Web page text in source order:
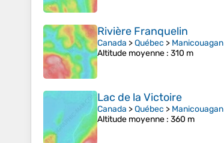
Rivière Franquelin
Canada >Québec > Manicouagan
Altitude moyenne : 310 m
Lac de la Victoire
Canada >Québec > Manicouagan
Altitude moyenne : 360 m